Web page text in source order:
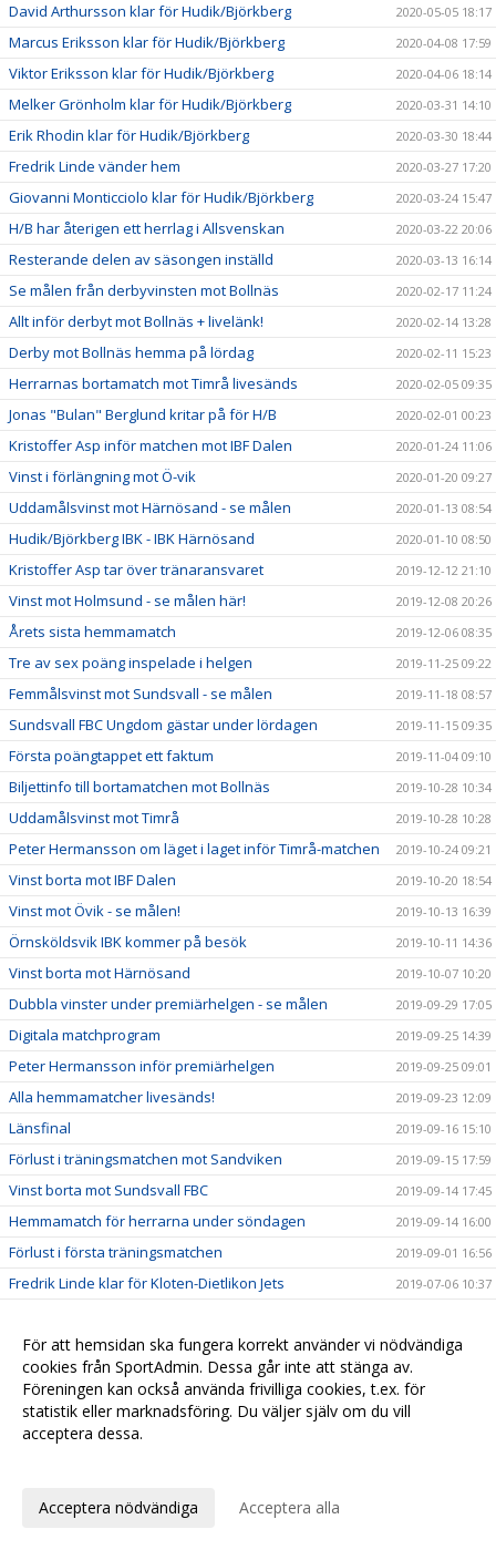
David Arthursson klar för Hudik/Björkberg 2020-05-05 18:17
Marcus Eriksson klar för Hudik/Björkberg 2020-04-08 17:59
Viktor Eriksson klar för Hudik/Björkberg 2020-04-06 18:14
Melker Grönholm klar för Hudik/Björkberg 2020-03-31 14:10
Erik Rhodin klar för Hudik/Björkberg 2020-03-30 18:44
Fredrik Linde vänder hem 2020-03-27 17:20
Giovanni Monticciolo klar för Hudik/Björkberg 2020-03-24 15:47
H/B har återigen ett herrlag i Allsvenskan 2020-03-22 20:06
Resterande delen av säsongen inställd 2020-03-13 16:14
Se målen från derbyvinsten mot Bollnäs 2020-02-17 11:24
Allt inför derbyt mot Bollnäs + livelänk! 2020-02-14 13:28
Derby mot Bollnäs hemma på lördag 2020-02-11 15:23
Herrarnas bortamatch mot Timrå livesänds 2020-02-05 09:35
Jonas "Bulan" Berglund kritar på för H/B 2020-02-01 00:23
Kristoffer Asp inför matchen mot IBF Dalen 2020-01-24 11:06
Vinst i förlängning mot Ö-vik 2020-01-20 09:27
Uddamålsvinst mot Härnösand - se målen 2020-01-13 08:54
Hudik/Björkberg IBK - IBK Härnösand 2020-01-10 08:50
Kristoffer Asp tar över tränaransvaret 2019-12-12 21:10
Vinst mot Holmsund - se målen här! 2019-12-08 20:26
Årets sista hemmamatch 2019-12-06 08:35
Tre av sex poäng inspelade i helgen 2019-11-25 09:22
Femmålsvinst mot Sundsvall - se målen 2019-11-18 08:57
Sundsvall FBC Ungdom gästar under lördagen 2019-11-15 09:35
Första poängtappet ett faktum 2019-11-04 09:10
Biljettinfo till bortamatchen mot Bollnäs 2019-10-28 10:34
Uddamålsvinst mot Timrå 2019-10-28 10:28
Peter Hermansson om läget i laget inför Timrå-matchen 2019-10-24 09:21
Vinst borta mot IBF Dalen 2019-10-20 18:54
Vinst mot Övik - se målen! 2019-10-13 16:39
Örnsköldsvik IBK kommer på besök 2019-10-11 14:36
Vinst borta mot Härnösand 2019-10-07 10:20
Dubbla vinster under premiärhelgen - se målen 2019-09-29 17:05
Digitala matchprogram 2019-09-25 14:39
Peter Hermansson inför premiärhelgen 2019-09-25 09:01
Alla hemmamatcher livesänds! 2019-09-23 12:09
Länsfinal 2019-09-16 15:10
Förlust i träningsmatchen mot Sandviken 2019-09-15 17:59
Vinst borta mot Sundsvall FBC 2019-09-14 17:45
Hemmamatch för herrarna under söndagen 2019-09-14 16:00
Förlust i första träningsmatchen 2019-09-01 16:56
Fredrik Linde klar för Kloten-Dietlikon Jets 2019-07-06 10:37
David Persson klar för nästa säsong 2019-05-29 11:13
Elias Slagbrand Nyqvist klar för H/B 2019-05-23 20:12
Simon Bergström vinkar adjö 2019-05-22 12:45
Ny målvakt klar för Hudik/Björkberg
Rasmus Blid klar för nästa säsong
För att hemsidan ska fungera korrekt använder vi nödvändiga
cookies från SportAdmin. Dessa går inte att stänga av.
Föreningen kan också använda frivilliga cookies, t.ex. för
statistik eller marknadsföring. Du väljer själv om du vill
acceptera dessa.
Acceptera nödvändiga Acceptera alla